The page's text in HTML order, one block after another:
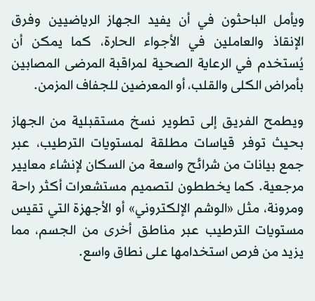
ويأمل الباحثون في أن يفيد الجهاز الرياضيين وفرق
الإنقاذ والعاملين في الأجواء الحارة، كما يمكن أن
يُستخدم في الرعاية الصحية لمراقبة المرضى المصابين
بأمراض الكلى والقلب، أو المعرضين للجفاف المزمن.
ويطمح الفريق إلى تطوير نسخ مستقبلية من الجهاز
بحيث توفر قياسات مطلقة لمستويات الترطيب، عبر
جمع بيانات من شرائح واسعة من السكان لإنشاء معايير
مرجعية. كما يخططون لتصميم مستشعرات أكثر راحة
ومرونة، مثل «الوشم الإلكتروني» أو الأجهزة التي تقيس
مستويات الترطيب عبر مناطق أخرى من الجسم، مما
يزيد من فرص استخدامها على نطاق واسع.